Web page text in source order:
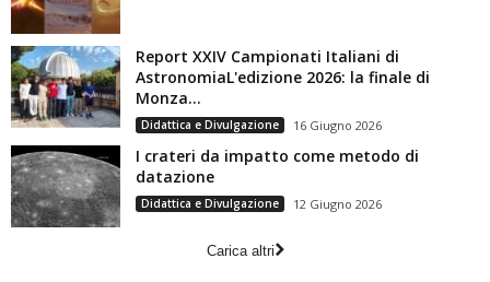
Report XXIV Campionati Italiani di
AstronomiaL'edizione 2026: la finale di
Monza...
Didattica e Divulgazione 16 Giugno 2026
I crateri da impatto come metodo di
datazione
Didattica e Divulgazione 12 Giugno 2026
Carica altri